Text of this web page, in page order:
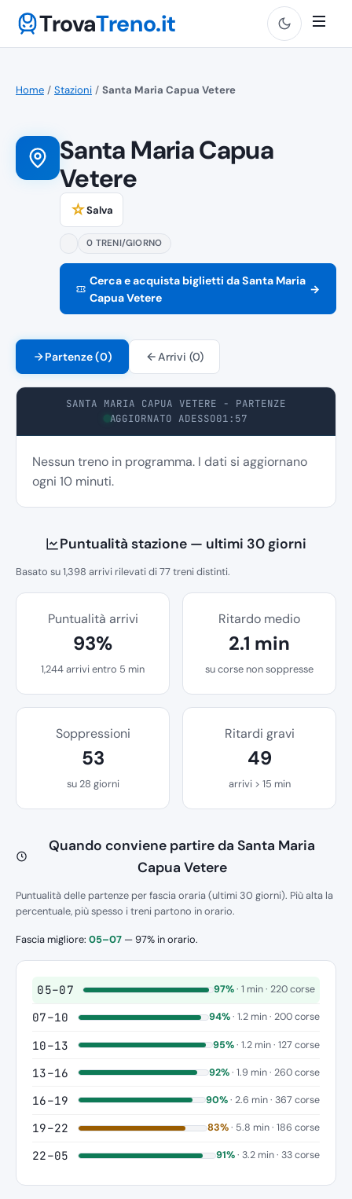
TrovaTreno.it
Home / Stazioni / Santa Maria Capua Vetere
Santa Maria Capua
Vetere
☆Salva
0 TRENI/GIORNO
Cerca e acquista biglietti da Santa Maria
Capua Vetere
→
Partenze (0) Arrivi (0)
SANTA MARIA CAPUA VETERE - PARTENZE
AGGIORNATO 5S FA01:57
Nessun treno in programma. I dati si aggiornano
ogni 10 minuti.
Puntualità stazione — ultimi 30 giorni
Basato su 1,398 arrivi rilevati di 77 treni distinti.
Puntualità arrivi
93%
1,244 arrivi entro 5 min
Ritardo medio
2.1 min
su corse non soppresse
Soppressioni
53
su 28 giorni
Ritardi gravi
49
arrivi > 15 min
Quando conviene partire da Santa Maria
Capua Vetere
Puntualità delle partenze per fascia oraria (ultimi 30 giorni). Più alta la
percentuale, più spesso i treni partono in orario.
Fascia migliore: 05–07 — 97% in orario.
05–07 97% · 1 min · 220 corse
07–10 94%· 1.2 min · 200 corse
10–13 95%· 1.2 min · 127 corse
13–16 92%· 1.9 min · 260 corse
16–19 90%· 2.6 min · 367 corse
19–22 83%· 5.8 min · 186 corse
22–05 91%· 3.2 min · 33 corse